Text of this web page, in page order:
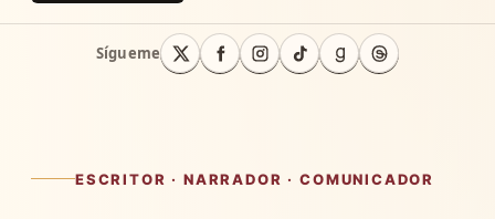
Sígueme
ESCRITOR · NARRADOR · COMUNICADOR